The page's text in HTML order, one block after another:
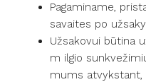
Pagaminame,
savaites po
Užsakovui būtina
m ilgio
mums atvykstant,